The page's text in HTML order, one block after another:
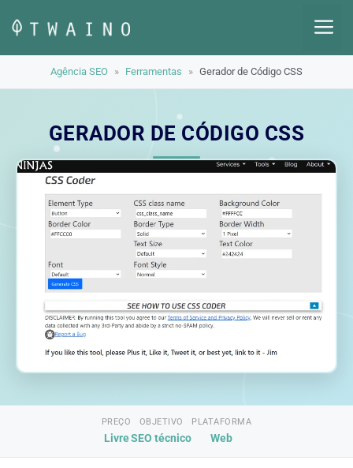
para
o
Agência SEO » Ferramentas » Gerador de Código CSS
GERADOR DE CÓDIGO CSS
PREÇO
Livre
OBJETIVO
SEO técnico
PLATAFORMA
Web